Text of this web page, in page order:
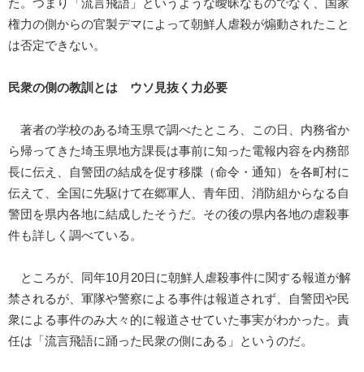
た。つまり「流言飛語」というような曖昧なものでなく、国家
権力の側からの官製デマによって朝鮮人虐殺が煽動されたこと
は否定できない。
民衆の側の教訓とは ウソ見抜く力必要
著者の学校のある埼玉県で調べたところ、この日、内務省か
ら帰ってきた埼玉県地方課長は事前に知った電報内容を内務部
長に伝え、自警団の結成を促す移牒（命令・通知）を各町村に
伝えて、全国に先駆けて在郷軍人、青年団、消防組からなる自
警団を県内各地に結成したそうだ。その後の県内各地の虐殺事
件も詳しく調べている。
ところが、同年10月20日に朝鮮人虐殺事件に関する報道が解
禁されるが、軍隊や警察による事件は報道されず、自警団や民
衆による事件のみ大々的に報道させていた事実がわかった。責
任は「流言飛語に踊った民衆の側にある」というのだ。